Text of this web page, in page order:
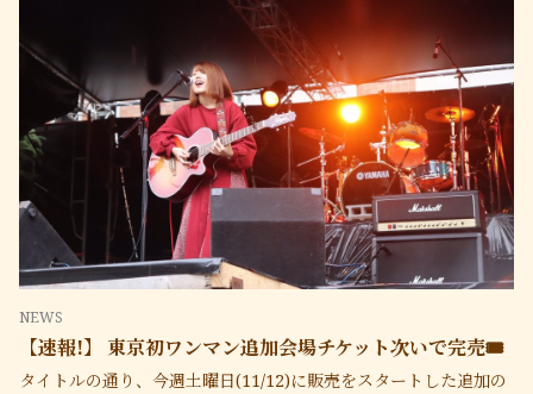
NEWS
【速報!】 東京初ワンマン追加会場チケット次いで完売🎟
タイトルの通り、今週土曜日(11/12)に販売をスタートした追加の